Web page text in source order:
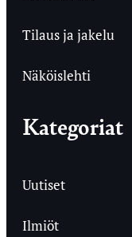
Tilaus ja jakelu
Näköislehti
Kategoriat
Uutiset
Ilmiöt